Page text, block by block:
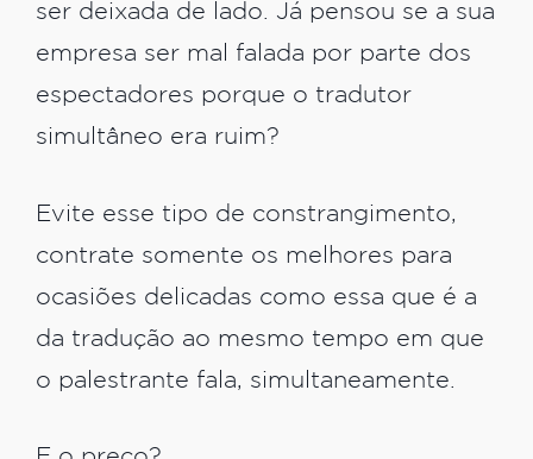
ser deixada de lado. Já pensou se a sua
empresa ser mal falada por parte dos
espectadores porque o tradutor
simultâneo era ruim?
Evite esse tipo de constrangimento,
contrate somente os melhores para
ocasiões delicadas como essa que é a
da tradução ao mesmo tempo em que
o palestrante fala, simultaneamente.